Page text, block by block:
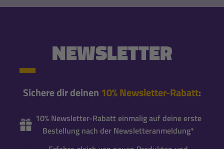
NEWSLETTER
Sichere dir deinen 10% Newsletter-Rabatt:
10% Newsletter-Rabatt einmalig auf deine erste
Bestellung nach der Newsletteranmeldung*